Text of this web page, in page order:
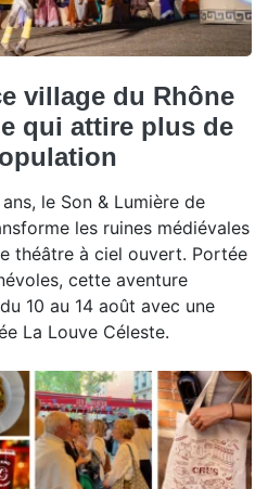
village du Rhône
qui attire plus de
le Son & Lumière de
les ruines médiévales
théâtre à ciel ouvert. Portée
cette aventure
10 au 14 août avec une
La Louve Céleste.